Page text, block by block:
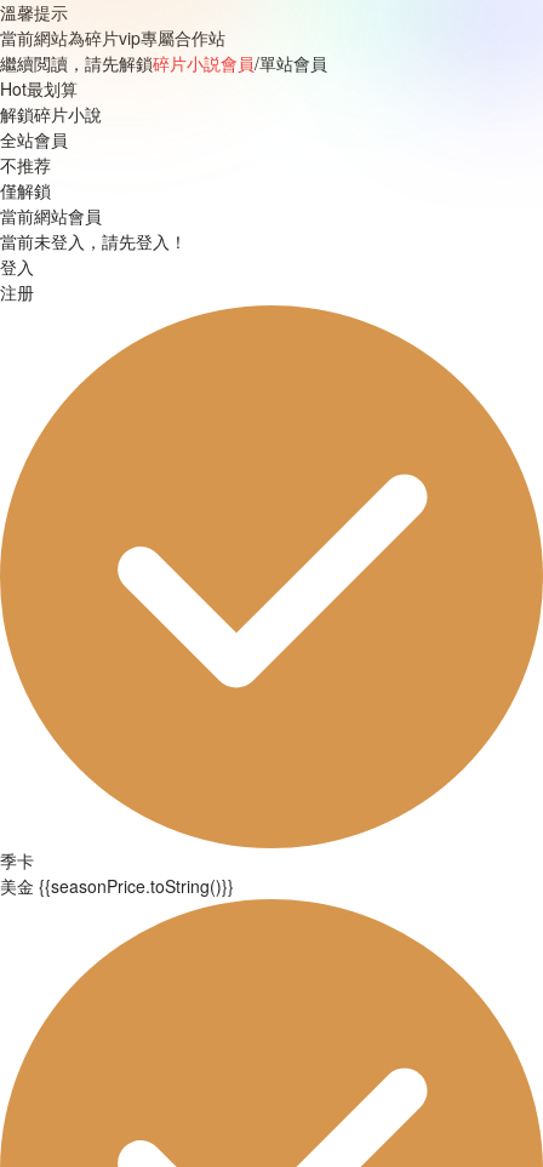
溫馨提示
當前網站為碎片vip專屬合作站
繼續閲讀，請先解鎖碎片小説會員/單站會員
Hot最划算
解鎖碎片小說
全站會員
不推荐
僅解鎖
當前網站會員
當前未登入，請先登入！
登入
注册
季卡
美金 {{seasonPrice.toString()}}